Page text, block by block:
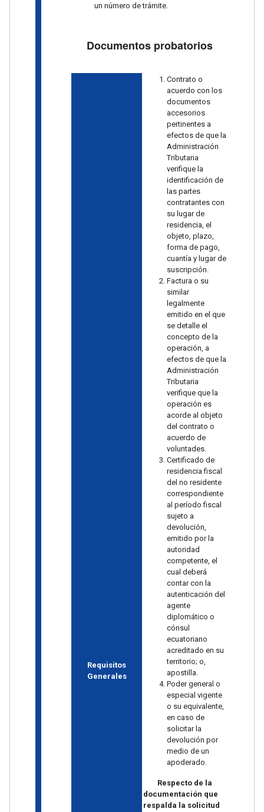
un número de trámite.
Documentos probatorios
Requisitos
Generales
Contrato o
acuerdo con los
documentos
accesorios
pertinentes a
efectos de que la
Administración
Tributaria
verifique la
identificación de
las partes
contratantes con
su lugar de
residencia, el
objeto, plazo,
forma de pago,
cuantía y lugar de
suscripción.
Factura o su
similar
legalmente
emitido en el que
se detalle el
concepto de la
operación, a
efectos de que la
Administración
Tributaria
verifique que la
operación es
acorde al objeto
del contrato o
acuerdo de
voluntades.
Certificado de
residencia fiscal
del no residente
correspondiente
al período fiscal
sujeto a
devolución,
emitido por la
autoridad
competente, el
cual deberá
contar con la
autenticación del
agente
diplomático o
cónsul
ecuatoriano
acreditado en su
territorio; o,
apostilla.
Poder general o
especial vigente
o su equivalente,
en caso de
solicitar la
devolución por
medio de un
apoderado.
Respecto de la
documentación que
respalda la solicitud